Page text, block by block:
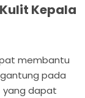
Kepala
membantu
pada
yang dapat